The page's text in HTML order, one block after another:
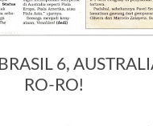
BRASIL 6,
RO-RO!